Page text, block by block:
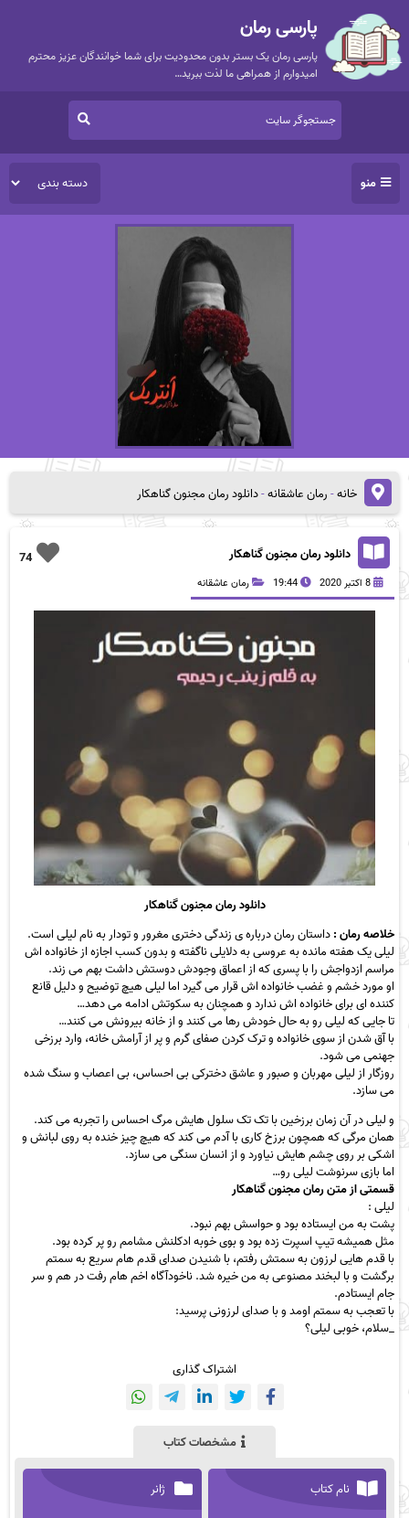
پارسی رمان
پارسی رمان یک بستر بدون محدودیت برای شما خوانندگان عزیز محترم
امیدوارم از همراهی ما لذت ببرید…
منو
خانه-رمان عاشقانه-دانلود رمان مجنون گناهکار
74 دانلود رمان مجنون گناهکار
8 اکتبر 2020 19:44 رمان عاشقانه
دانلود رمان مجنون گناهکار
خلاصه رمان :داستان رمان درباره ی زندگی دختری مغرور و تودار به نام لیلی است.
لیلی یک هفته مانده به عروسی به دلایلی ناگفته و بدون کسب اجازه از خانواده اش
مراسم ازدواجش را با پسری که از اعماق وجودش دوستش داشت بهم می زند.
او مورد خشم و غضب خانواده اش قرار می گیرد اما لیلی هیچ توضیح و دلیل قانع
کننده ای برای خانواده اش ندارد و همچنان به سکوتش ادامه می دهد…
تا جایی که لیلی رو به حال خودش رها می کنند و از خانه بیرونش می کنند…
با آق شدن از سوی خانواده و ترک کردن صفای گرم و پر از آرامش خانه، وارد برزخی
جهنمی می شود.
روزگار از لیلی مهربان و صبور و عاشق دخترکی بی احساس، بی اعصاب و سنگ شده
می سازد.
و لیلی در آن زمان برزخین با تک تک سلول هایش مرگ احساس را تجربه می کند.
همان مرگی که همچون برزخ کاری با آدم می کند که هیچ چیز خنده به روی لبانش و
اشکی بر روی چشم هایش نیاورد و از انسان سنگی می سازد.
اما بازی سرنوشت لیلی رو…
قسمتی از متن رمان مجنون گناهکار
لیلی :
پشت به من ایستاده بود و حواسش بهم نبود.
مثل همیشه تیپ اسپرت زده بود و بوی خوبه ادکلنش مشامم رو پر کرده بود.
با قدم هایی لرزون به سمتش رفتم، با شنیدن صدای قدم هام سریع به سمتم
برگشت و با لبخند مصنوعی به من خیره شد. ناخودآگاه اخم هام رفت در هم و سر
جام ایستادم.
با تعجب به سمتم اومد و با صدای لرزونی پرسید:
_سلام، خوبی لیلی؟
اشتراک گذاری
مشخصات کتاب
نام کتاب ژانر